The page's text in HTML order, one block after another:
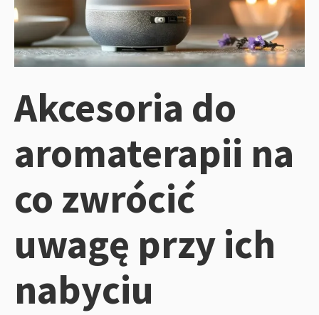
Akcesoria do
aromaterapii na
co zwrócić
uwagę przy ich
nabyciu